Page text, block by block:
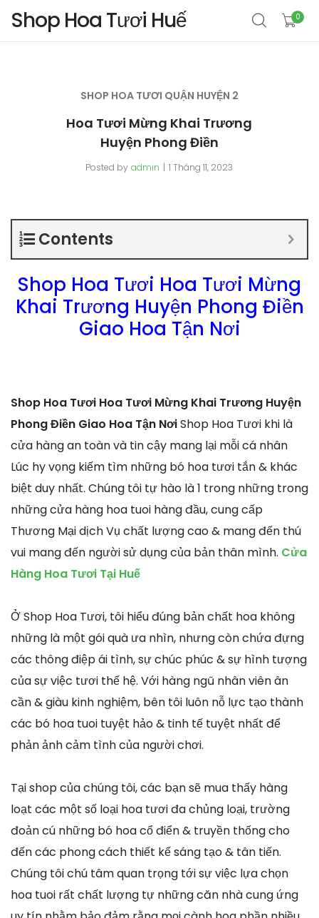
Shop Hoa Tươi Huế 0
SHOP HOA TƯƠI QUẬN HUYỆN 2
Hoa Tươi Mừng Khai Trương
Huyện Phong Điền
Posted by admin 1 Tháng 11, 2023
Contents
Shop Hoa Tươi Hoa Tươi Mừng
Khai Trương Huyện Phong Điền
Giao Hoa Tận Nơi
Shop Hoa Tươi Hoa Tươi Mừng Khai Trương Huyện
Phong Điền Giao Hoa Tận NơiShop Hoa Tươi khi là
cửa hàng an toàn và tin cậy mang lại mỗi cá nhân
Lúc hy vọng kiếm tìm những bó hoa tươi tắn & khác
biệt duy nhất. Chúng tôi tự hào là 1 trong những trong
những cửa hàng hoa tuoi hàng đầu, cung cấp
Thương Mại dịch Vụ chất lượng cao & mang đến thú
vui mang đến người sử dụng của bản thân mình. Cửa
Hàng Hoa Tươi Tại Huế
Ở Shop Hoa Tươi, tôi hiểu đúng bản chất hoa không
những là một gói quà ưa nhìn, nhưng còn chứa đựng
các thông điệp ái tình, sự chúc phúc & sự hình tượng
của sự việc tươi thế hệ. Với hàng ngũ nhân viên ân
cần & giàu kinh nghiệm, bên tôi luôn nỗ lực tạo thành
các bó hoa tuoi tuyệt hảo & tinh tế tuyệt nhất để
phản ảnh cảm tình của người chơi.
Tại shop của chúng tôi, các bạn sẽ mua thấy hàng
loạt các một số loại hoa tươi đa chủng loại, trường
đoản cú những bó hoa cổ điển & truyền thống cho
đến các phong cách thiết kế sáng tạo & tân tiến.
Chúng tôi chú tâm quan trọng tới sự việc lựa chọn
hoa tuoi rất chất lượng tự những căn nhà cung ứng